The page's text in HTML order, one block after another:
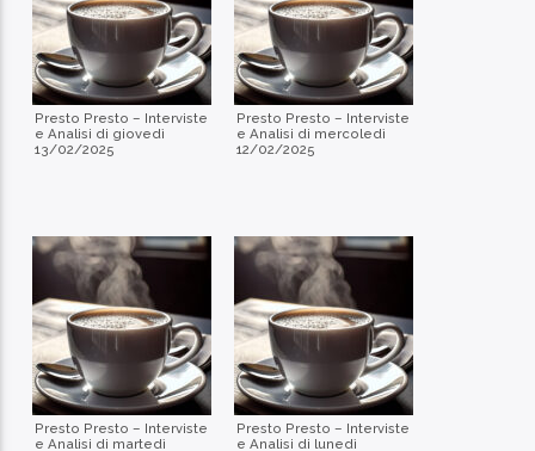
Presto Presto – Interviste
e Analisi di giovedì
13/02/2025
Presto Presto – Interviste
e Analisi di mercoledì
12/02/2025
Presto Presto – Interviste
e Analisi di martedì
Presto Presto – Interviste
e Analisi di lunedì